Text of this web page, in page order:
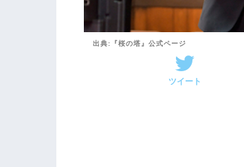
出典:『桜の塔』公式ページ
ツイート